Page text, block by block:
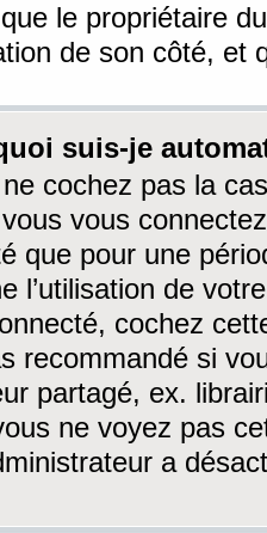
le propriétaire
de son côté, et
suis-je
cochez pas la
vous
que pour une
l’utilisation de
cochez
recommandé si
partagé, ex.
ne voyez pas
a